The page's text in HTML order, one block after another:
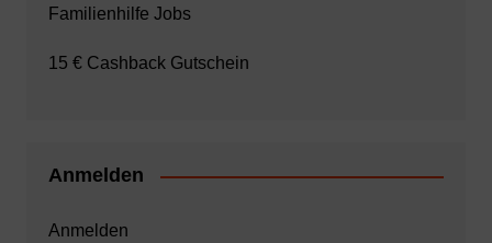
Familienhilfe Jobs
15 € Cashback Gutschein
Anmelden
Anmelden